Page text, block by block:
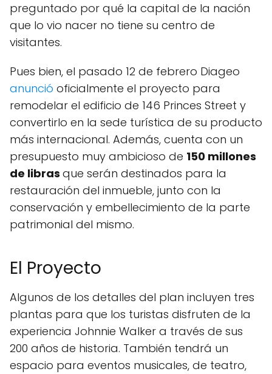
preguntado por qué la capital de la nación
que lo vio nacer no tiene su centro de
visitantes.
Pues bien, el pasado 12 de febrero Diageo
anunció oficialmente el proyecto para
remodelar el edificio de 146 Princes Street y
convertirlo en la sede turística de su producto
más internacional. Además, cuenta con un
presupuesto muy ambicioso de 150 millones
de libras que serán destinados para la
restauración del inmueble, junto con la
conservación y embellecimiento de la parte
patrimonial del mismo.
El Proyecto
Algunos de los detalles del plan incluyen tres
plantas para que los turistas disfruten de la
experiencia Johnnie Walker a través de sus
200 años de historia. También tendrá un
espacio para eventos musicales, de teatro,